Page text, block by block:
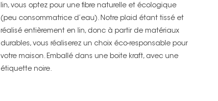
lin, vous optez pour une fibre naturelle et écologique
(peu consommatrice d’eau). Notre plaid étant tissé et
réalisé entièrement en lin, donc à partir de matériaux
durables, vous réaliserez un choix éco-responsable pour
votre maison. Emballé dans une boite kraft, avec une
étiquette noire.